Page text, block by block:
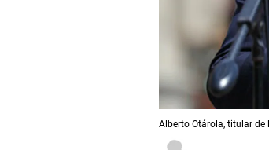
Alberto Otárola, titular de